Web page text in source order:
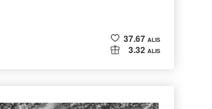
37.67 ALIS
3.32 ALIS